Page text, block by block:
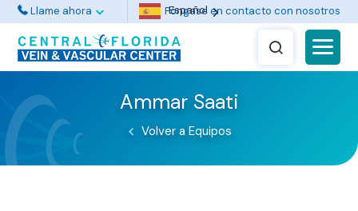
Llame ahora Póngase en contacto con nosotros
Ammar Saati
Volver a Equipos
Español